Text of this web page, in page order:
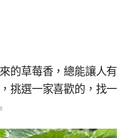
的草莓香，總能讓人
挑選一家喜歡的，找